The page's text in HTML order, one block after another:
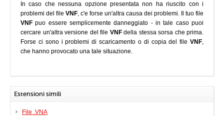
In caso che nessuna opzione presentata non ha riuscito con i
problemi del file VNF, c'e forse un'altra causa dei problemi. Il tuo file
VNF puo essere semplicemente danneggiato - in tale caso puoi
cercare un'altra versione del file VNFdella stessa sorsa che prima.
Forse ci sono i problemi di scaricamento o di copia del file VNF,
che hanno provocato una tale situazione.
Estensioni simili
File .VNA